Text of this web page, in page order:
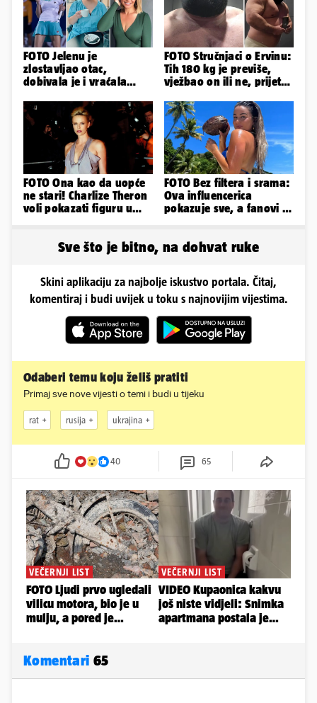
FOTO Jelenu je
zlostavljao otac,
dobivala je i vraćala
tukao šakama'
FOTO Stručnjaci o Ervinu:
Tih 180 kg je previše,
vježbao on ili ne, prijete
FOTO Ona kao da uopće
ne stari! Charlize Theron
voli pokazati figuru u
FOTO Bez filtera i srama:
Ova influencerica
pokazuje sve, a fanovi je
Sve što je bitno, na dohvat ruke
Skini aplikaciju za najbolje iskustvo portala. Čitaj,
komentiraj i budi uvijek u toku s najnovijim vijestima.
Odaberi temu koju želiš pratiti
Primaj sve nove vijesti o temi i budi u tijeku
rat rusija ukrajina
40 65
Komentari 65